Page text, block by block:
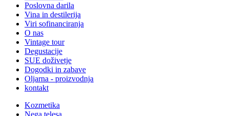
Poslovna darila
Vina in destilerija
Viri sofinanciranja
O nas
Vintage tour
Degustacije
SUE doživetje
Dogodki in zabave
Oljarna - proizvodnja
kontakt
Kozmetika
Nega telesa